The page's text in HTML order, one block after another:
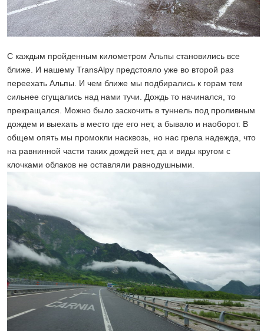
С каждым пройденным километром Альпы становились все
ближе. И нашему TransAlpу предстояло уже во второй раз
переехать Альпы. И чем ближе мы подбирались к горам тем
сильнее сгущались над нами тучи. Дождь то начинался, то
прекращался. Можно было заскочить в туннель под проливным
дождем и выехать в место где его нет, а бывало и наоборот. В
общем опять мы промокли насквозь, но нас грела надежда, что
на равнинной части таких дождей нет, да и виды кругом с
клочками облаков не оставляли равнодушными.